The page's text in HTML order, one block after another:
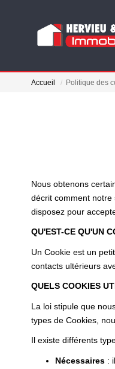
Accueil Politique des
Nous obtenons
décrit comment notre
disposez pour
QU'EST-CE QU'UN
Un Cookie est un
contacts ultérieurs
QUELS COOKIES
La loi stipule que
types de Cookies,
Il existe différents
Nécessaires :